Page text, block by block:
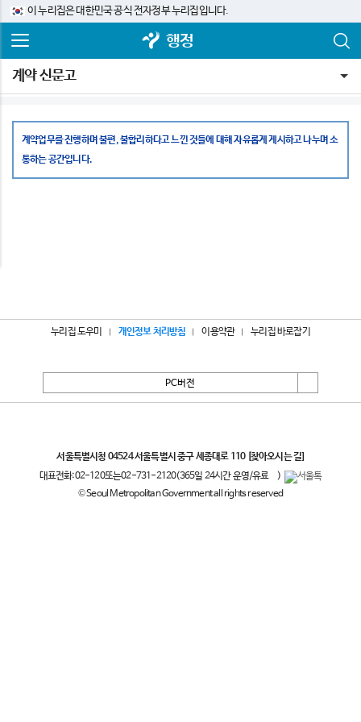
이 누리집은 대한민국 공식 전자정부 누리집입니다.
행정
계약 신문고
계약업무를 진행하며 불편, 불합리하다고 느낀 것들에 대해 자유롭게 게시하고 나누며 소
통하는 공간입니다.
누리집 도우미 개인정보 처리방침 이용약관 누리집 바로잡기
PC버전
서울특별시청 04524 서울특별시 중구 세종대로 110 [찾아오시는 길]
대표전화:02-120또는02-731-2120(365일 24시간 운영/유료
)
© Seoul Metropolitan Government all rights reserved